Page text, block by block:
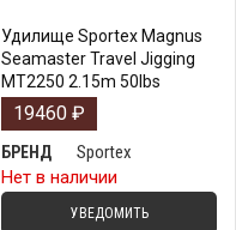
Удилище Sportex Magnus
Seamaster Travel Jigging
MT2250 2.15m 50lbs
19460 ₽
БРЕНД
Sportex
Нет в наличии
УВЕДОМИТЬ